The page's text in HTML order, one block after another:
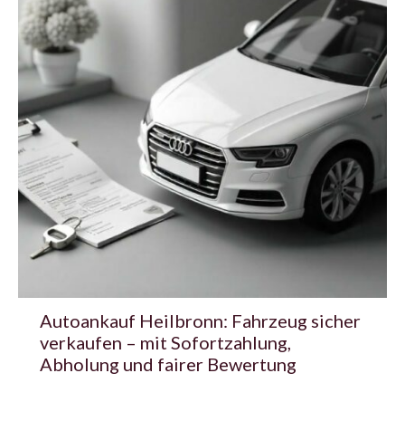
Autoankauf Heilbronn: Fahrzeug sicher
verkaufen – mit Sofortzahlung,
Abholung und fairer Bewertung